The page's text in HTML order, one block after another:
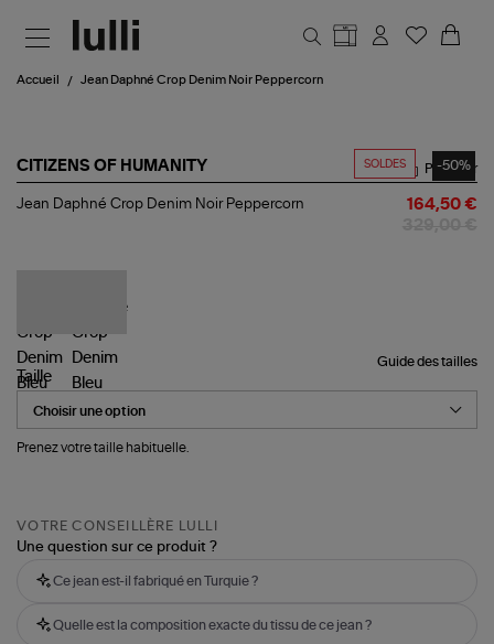
Accueil Jean Daphné Crop Denim Noir Peppercorn
SOLDES -50%
CITIZENS OF HUMANITY
Jean
Partager
Jean Daphné Crop Denim Noir Peppercorn 164,50 €
Guide des tailles
Taille
Prenez votre taille habituelle.
VOTRE CONSEILLÈRE LULLI
Une question sur ce produit ?
Ce jean est-il fabriqué en Turquie ?
Quelle est la composition exacte du tissu de ce jean ?